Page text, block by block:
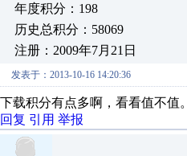
年度积分：198
历史总积分：58069
注册：2009年7月21日
发表于：2013-10-16 14:20:36
下载积分有点多啊，看看值不值。
回复 引用 举报